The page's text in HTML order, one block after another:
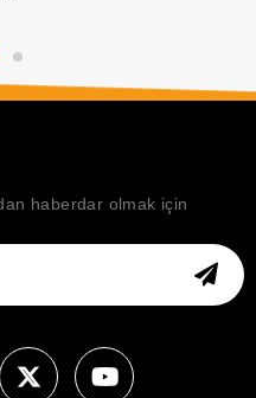
haberdar olmak için